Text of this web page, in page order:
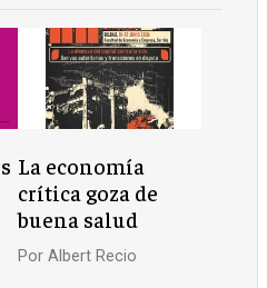
La economía
crítica goza de
buena salud
Por Albert Recio